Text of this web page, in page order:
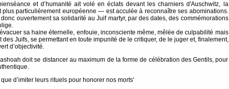
et d’humanité ait volé en éclats devant les charniers d'Auschwitz, la
particulièrement européenne — est acculée à reconnaître ses abominations.
ouvertement sa solidarité au Juif martyr, par des dates, des commémorations
sa haine éternelle, enfouie, inconsciente même, mêlée de culpabilité mais
des Juifs, se permettant en toute impunité de le critiquer, de le juger et, finalement,
d’objectivité.
doit se distancer au maximum de la forme de célébration des Gentils, pour
d’imiter leurs rituels pour honorer nos morts'